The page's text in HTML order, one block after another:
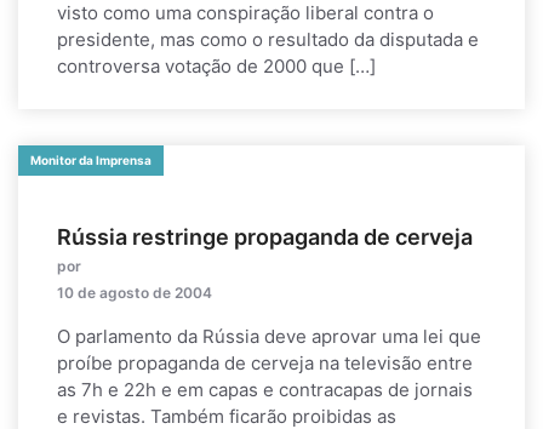
visto como uma conspiração liberal contra o
presidente, mas como o resultado da disputada e
controversa votação de 2000 que […]
Monitor da Imprensa
Rússia restringe propaganda de cerveja
por
10 de agosto de 2004
O parlamento da Rússia deve aprovar uma lei que
proíbe propaganda de cerveja na televisão entre
as 7h e 22h e em capas e contracapas de jornais
e revistas. Também ficarão proibidas as